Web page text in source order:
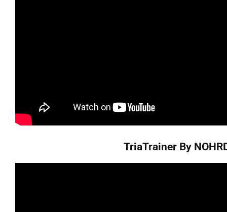
TriaTrainer By